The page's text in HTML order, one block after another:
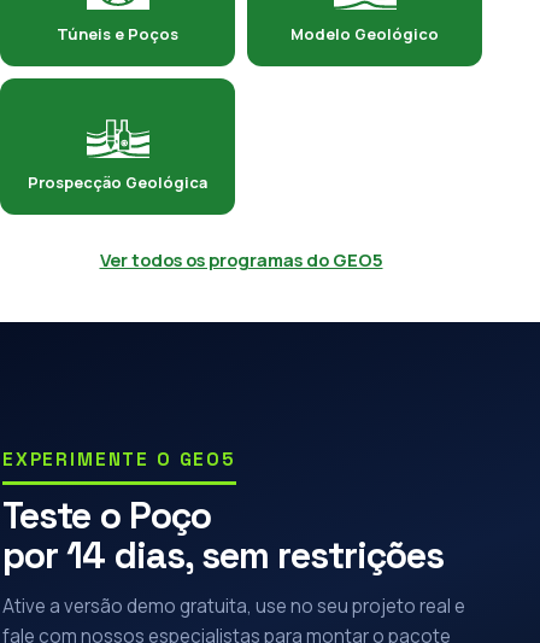
Túneis e Poços Modelo Geológico
Prospecção Geológica
Ver todos os programas do GEO5
EXPERIMENTE O GEO5
Teste o Poço
por 14 dias, sem restrições
Ative a versão demo gratuita, use no seu projeto real e
fale com nossos especialistas para montar o pacote